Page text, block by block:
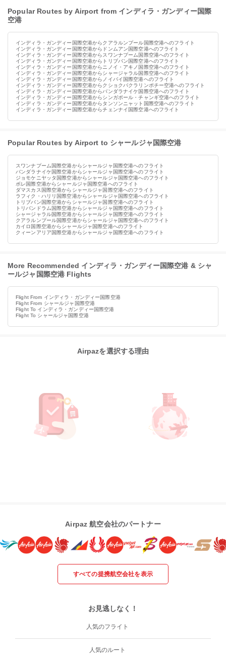
Popular Routes by Airport from インディラ・ガンディー国際
空港
インディラ・ガンディー国際空港からクアラルンプール国際空港へのフライト
インディラ・ガンディー国際空港からドンムアン国際空港へのフライト
インディラ・ガンディー国際空港からスワンナプーム国際空港へのフライト
インディラ・ガンディー国際空港からトリブバン国際空港へのフライト
インディラ・ガンディー国際空港からニノイ・アキノ国際空港へのフライト
インディラ・ガンディー国際空港からシャージャラル国際空港へのフライト
インディラ・ガンディー国際空港からノイバイ国際空港へのフライト
インディラ・ガンディー国際空港からクショクバクラリンポチー空港へのフライト
インディラ・ガンディー国際空港からバンダラナイケ国際空港へのフライト
インディラ・ガンディー国際空港からシンガポール・チャンギ空港へのフライト
インディラ・ガンディー国際空港からタンソンニャット国際空港へのフライト
インディラ・ガンディー国際空港からチェンナイ国際空港へのフライト
Popular Routes by Airport to シャールジャ国際空港
スワンナプーム国際空港からシャールジャ国際空港へのフライト
バンダラナイケ国際空港からシャールジャ国際空港へのフライト
ジョモケニヤッタ国際空港からシャールジャ国際空港へのフライト
ボレ国際空港からシャールジャ国際空港へのフライト
ダマスカス国際空港からシャールジャ国際空港へのフライト
ラフィク・ハリリ国際空港からシャールジャ国際空港へのフライト
トリブバン国際空港からシャールジャ国際空港へのフライト
トリバンドラム国際空港からシャールジャ国際空港へのフライト
シャージャラル国際空港からシャールジャ国際空港へのフライト
クアラルンプール国際空港からシャールジャ国際空港へのフライト
カイロ国際空港からシャールジャ国際空港へのフライト
クィーンアリア国際空港からシャールジャ国際空港へのフライト
More Recommended インディラ・ガンディー国際空港 & シャ
ールジャ国際空港 Flights
Flight From インディラ・ガンディー国際空港
Flight From シャールジャ国際空港
Flight To インディラ・ガンディー国際空港
Flight To シャールジャ国際空港
Airpazを選択する理由
Airpaz 航空会社のパートナー
すべての提携航空会社を表示
お見逃しなく！
人気のフライト
人気のルート